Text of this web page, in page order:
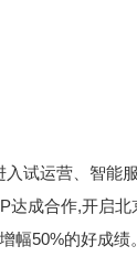
试运营、智能
成合作,开启
幅50%的好成绩。